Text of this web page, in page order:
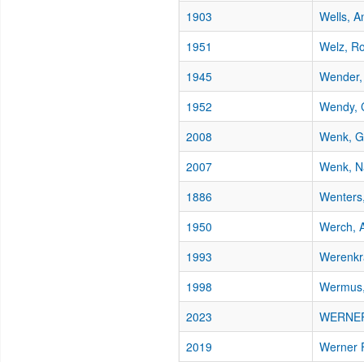
1903
Wells,
1951
Welz,
1945
1952
Wendy,
2008
Wenk,
2007
Wenk,
1886
1950
Werch,
1993
1998
2023
2019
Werner